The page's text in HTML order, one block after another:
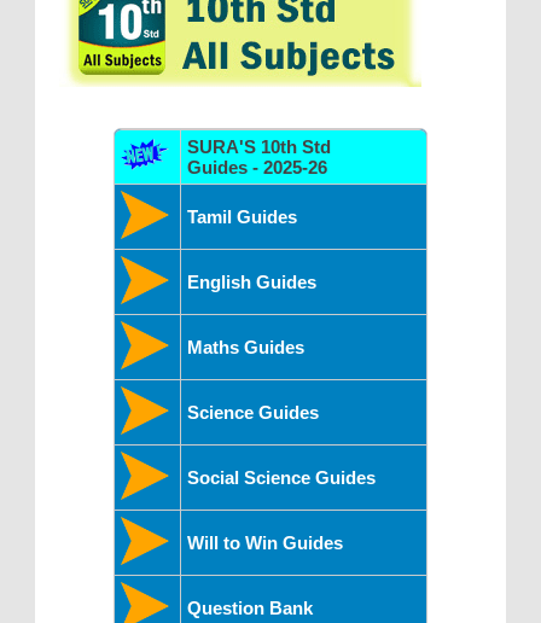
SURA'S 10th Std
Guides - 2025-26
Tamil Guides
English Guides
Maths Guides
Science Guides
Social Science Guides
Will to Win Guides
Question Bank